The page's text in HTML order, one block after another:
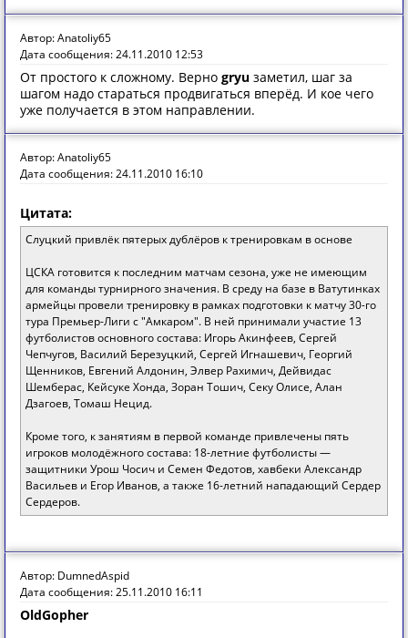
Автор: Anatoliy65
Дата сообщения: 24.11.2010 12:53
От простого к сложному. Верно gryu заметил, шаг за
шагом надо стараться продвигаться вперёд. И кое чего
уже получается в этом направлении.
Автор: Anatoliy65
Дата сообщения: 24.11.2010 16:10
Цитата:
Слуцкий привлёк пятерых дублёров к тренировкам в основе
ЦСКА готовится к последним матчам сезона, уже не имеющим
для команды турнирного значения. В среду на базе в Ватутинках
армейцы провели тренировку в рамках подготовки к матчу 30-го
тура Премьер-Лиги с "Амкаром". В ней принимали участие 13
футболистов основного состава: Игорь Акинфеев, Сергей
Чепчугов, Василий Березуцкий, Сергей Игнашевич, Георгий
Щенников, Евгений Алдонин, Элвер Рахимич, Дейвидас
Шемберас, Кейсуке Хонда, Зоран Тошич, Секу Олисе, Алан
Дзагоев, Томаш Нецид.
Кроме того, к занятиям в первой команде привлечены пять
игроков молодёжного состава: 18-летние футболисты —
защитники Урош Чосич и Семен Федотов, хавбеки Александр
Васильев и Егор Иванов, а также 16-летний нападающий Сердер
Сердеров.
Автор: DumnedAspid
Дата сообщения: 25.11.2010 16:11
OldGopher